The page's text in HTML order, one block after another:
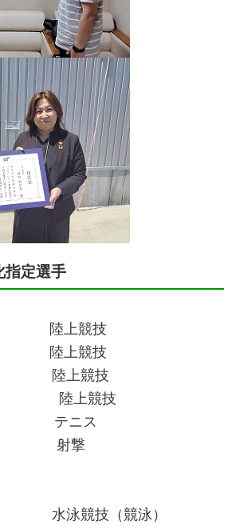
指定選手
上競技
上競技
上競技
陸上競技
テニス
射撃
競技（競泳）